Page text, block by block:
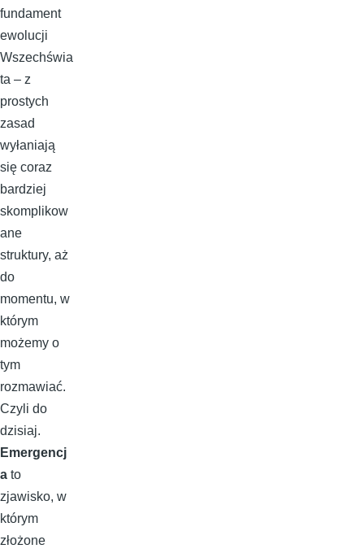
fundament
ewolucji
Wszechświa
ta – z
prostych
zasad
wyłaniają
się coraz
bardziej
skomplikow
ane
struktury, aż
do
momentu, w
którym
możemy o
tym
rozmawiać.
Czyli do
dzisiaj.
Emergencj
a to
zjawisko, w
którym
złożone